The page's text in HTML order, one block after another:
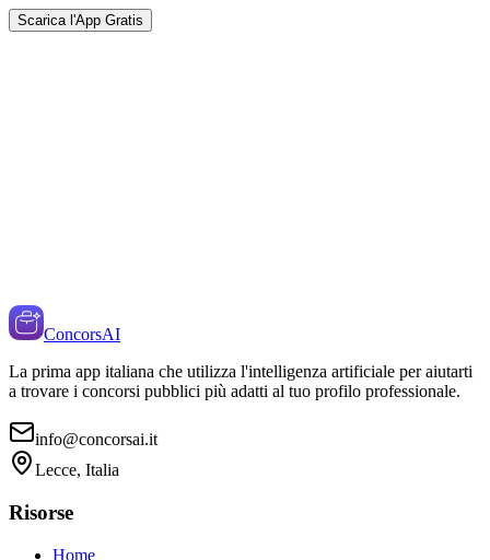
Scarica l'App Gratis
ConcorsAI
La prima app italiana che utilizza l'intelligenza artificiale per aiutarti
a trovare i concorsi pubblici più adatti al tuo profilo professionale.
info@concorsai.it
Lecce, Italia
Risorse
Home